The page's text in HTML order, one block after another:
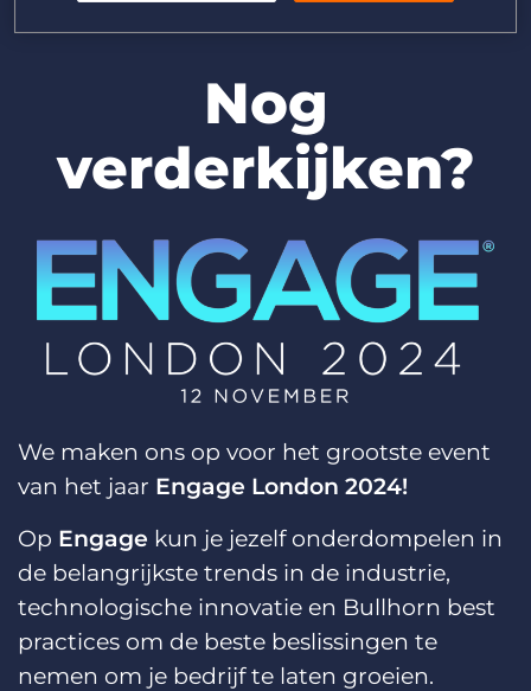
Nog
verderkijken?
We maken ons op voor het grootste event
van het jaar Engage London 2024!
Op Engage kun je jezelf onderdompelen in
de belangrijkste trends in de industrie,
technologische innovatie en Bullhorn best
practices om de beste beslissingen te
nemen om je bedrijf te laten groeien.